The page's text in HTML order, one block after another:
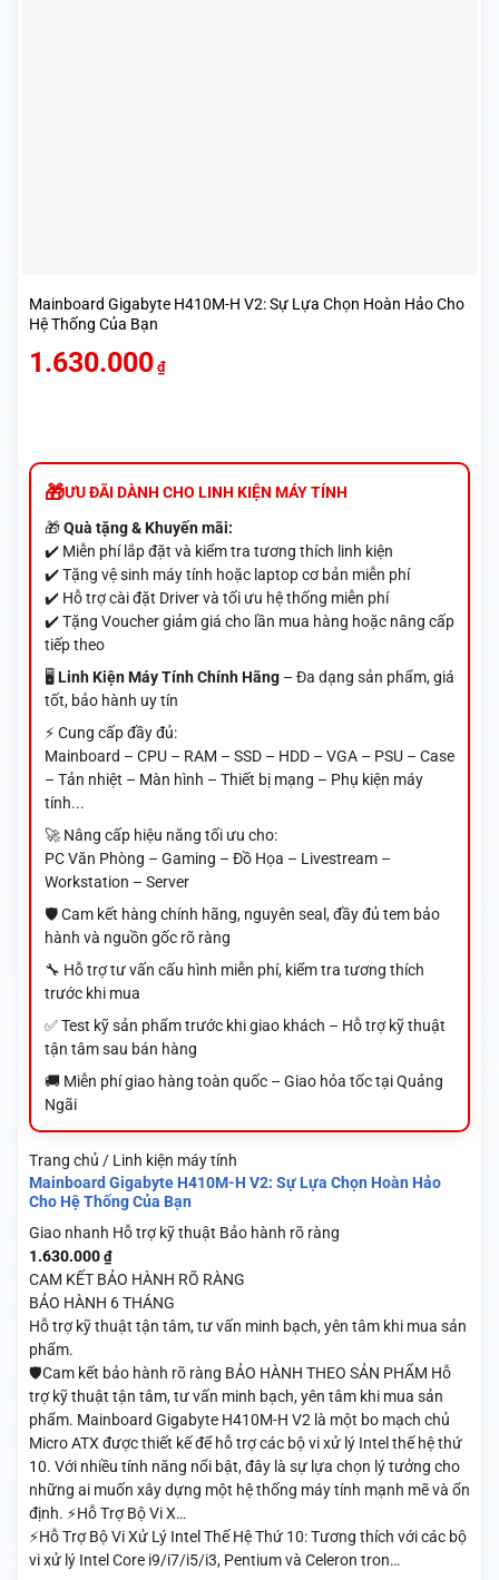
Mainboard Gigabyte H410M-H V2: Sự Lựa Chọn Hoàn Hảo Cho
Hệ Thống Của Bạn
1.630.000 ₫
ƯU ĐÃI DÀNH CHO LINH KIỆN MÁY TÍNH
🎁Quà tặng & Khuyến mãi:
✔️ Miễn phí lắp đặt và kiểm tra tương thích linh kiện
✔️ Tặng vệ sinh máy tính hoặc laptop cơ bản miễn phí
✔️ Hỗ trợ cài đặt Driver và tối ưu hệ thống miễn phí
✔️ Tặng Voucher giảm giá cho lần mua hàng hoặc nâng cấp
tiếp theo
🖥️ Linh Kiện Máy Tính Chính Hãng– Đa dạng sản phẩm, giá
tốt, bảo hành uy tín
⚡ Cung cấp đầy đủ:
Mainboard – CPU – RAM – SSD – HDD – VGA – PSU – Case
– Tản nhiệt – Màn hình – Thiết bị mạng – Phụ kiện máy
tính...
🚀 Nâng cấp hiệu năng tối ưu cho:
PC Văn Phòng – Gaming – Đồ Họa – Livestream –
Workstation – Server
🛡️ Cam kết hàng chính hãng, nguyên seal, đầy đủ tem bảo
hành và nguồn gốc rõ ràng
🔧 Hỗ trợ tư vấn cấu hình miễn phí, kiểm tra tương thích
trước khi mua
✅ Test kỹ sản phẩm trước khi giao khách – Hỗ trợ kỹ thuật
tận tâm sau bán hàng
🚚 Miễn phí giao hàng toàn quốc – Giao hỏa tốc tại Quảng
Ngãi
Trang chủ / Linh kiện máy tính
Mainboard Gigabyte H410M-H V2: Sự Lựa Chọn Hoàn Hảo
Cho Hệ Thống Của Bạn
Giao nhanh Hỗ trợ kỹ thuật Bảo hành rõ ràng
1.630.000 ₫
CAM KẾT BẢO HÀNH RÕ RÀNG
BẢO HÀNH 6 THÁNG
Hỗ trợ kỹ thuật tận tâm, tư vấn minh bạch, yên tâm khi mua sản
phẩm.
🛡️Cam kết bảo hành rõ ràng BẢO HÀNH THEO SẢN PHẨM Hỗ
trợ kỹ thuật tận tâm, tư vấn minh bạch, yên tâm khi mua sản
phẩm. Mainboard Gigabyte H410M-H V2 là một bo mạch chủ
Micro ATX được thiết kế để hỗ trợ các bộ vi xử lý Intel thế hệ thứ
10. Với nhiều tính năng nổi bật, đây là sự lựa chọn lý tưởng cho
những ai muốn xây dựng một hệ thống máy tính mạnh mẽ và ổn
định. ⚡Hỗ Trợ Bộ Vi X…
⚡Hỗ Trợ Bộ Vi Xử Lý Intel Thế Hệ Thứ 10: Tương thích với các bộ
vi xử lý Intel Core i9/i7/i5/i3, Pentium và Celeron tron…